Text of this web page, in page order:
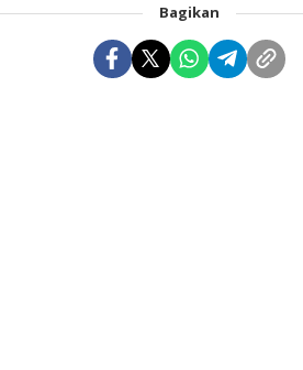
Bagikan